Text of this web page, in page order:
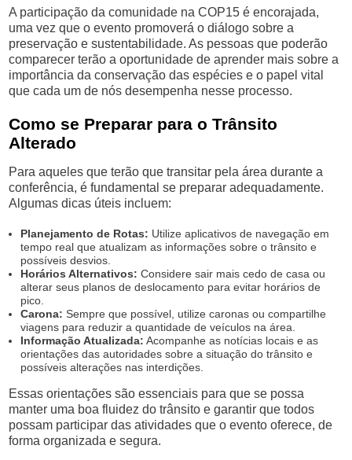
A participação da comunidade na COP15 é encorajada,
uma vez que o evento promoverá o diálogo sobre a
preservação e sustentabilidade. As pessoas que poderão
comparecer terão a oportunidade de aprender mais sobre a
importância da conservação das espécies e o papel vital
que cada um de nós desempenha nesse processo.
Como se Preparar para o Trânsito
Alterado
Para aqueles que terão que transitar pela área durante a
conferência, é fundamental se preparar adequadamente.
Algumas dicas úteis incluem:
Planejamento de Rotas: Utilize aplicativos de navegação em
tempo real que atualizam as informações sobre o trânsito e
possíveis desvios.
Horários Alternativos: Considere sair mais cedo de casa ou
alterar seus planos de deslocamento para evitar horários de
pico.
Carona: Sempre que possível, utilize caronas ou compartilhe
viagens para reduzir a quantidade de veículos na área.
Informação Atualizada: Acompanhe as notícias locais e as
orientações das autoridades sobre a situação do trânsito e
possíveis alterações nas interdições.
Essas orientações são essenciais para que se possa
manter uma boa fluidez do trânsito e garantir que todos
possam participar das atividades que o evento oferece, de
forma organizada e segura.